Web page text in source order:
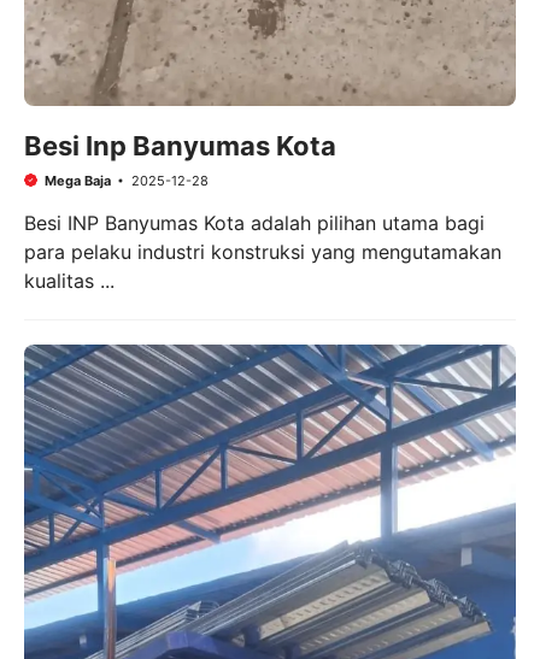
Besi Inp Banyumas Kota
Mega Baja 2025-12-28
Besi INP Banyumas Kota adalah pilihan utama bagi
para pelaku industri konstruksi yang mengutamakan
kualitas ...